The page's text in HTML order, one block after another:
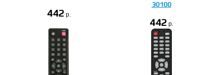
442 p.
30100
442 p.